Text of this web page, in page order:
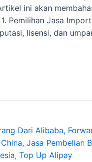
ini akan
Pemilihan Jasa
lisensi, dan